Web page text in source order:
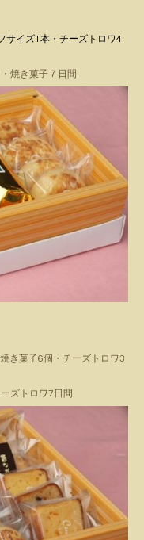
イズ1本・チーズトロワ4
焼き菓子７日間
菓子6個・チーズトロワ3
ズトロワ7日間